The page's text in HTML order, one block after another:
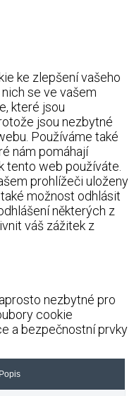
ke zlepšení vašeho
se ve vašem
které jsou
jsou nezbytné
Používáme také
nám pomáhají
tento web používáte.
prohlížeči uloženy
možnost odhlásit
některých z
váš zážitek z
nezbytné pro
cookie
a bezpečnostní prvky
Popis